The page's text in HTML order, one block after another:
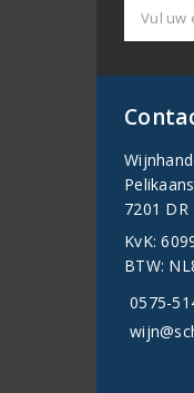
7201
KvK:
BTW:
0575-